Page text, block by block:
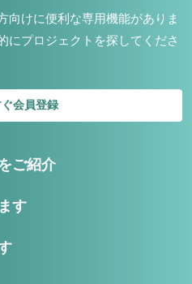
向けに便利な専用機能がありま
にプロジェクトを探してくださ
会員登録
ご紹介
す